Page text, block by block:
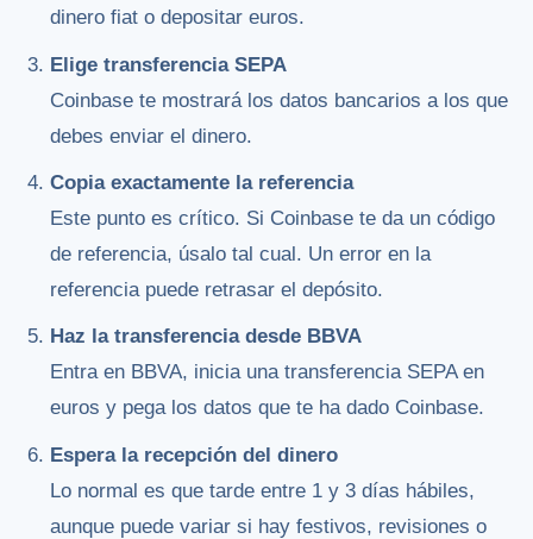
dinero fiat o depositar euros.
Elige transferencia SEPA
Coinbase te mostrará los datos bancarios a los que
debes enviar el dinero.
Copia exactamente la referencia
Este punto es crítico. Si Coinbase te da un código
de referencia, úsalo tal cual. Un error en la
referencia puede retrasar el depósito.
Haz la transferencia desde BBVA
Entra en BBVA, inicia una transferencia SEPA en
euros y pega los datos que te ha dado Coinbase.
Espera la recepción del dinero
Lo normal es que tarde entre 1 y 3 días hábiles,
aunque puede variar si hay festivos, revisiones o